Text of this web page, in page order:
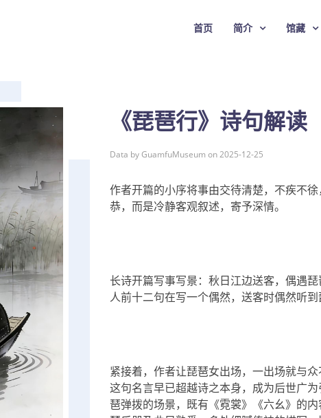
首页 简介 馆藏
《琵琶行》诗句解读
Data by GuamfuMuseum on 2025-12-25
作者开篇的小序将事由交待清楚，不疾不
恭，而是冷静客观叙述，寄予深情。
长诗开篇写事写景：秋日江边送客，偶遇
人前十二句在写一个偶然，送客时偶然听到
紧接着，作者让琵琶女出场，一出场就与
这句名言早已超越诗之本身，成为后世广
琶弹拨的场景，既有《霓裳》《六幺》的